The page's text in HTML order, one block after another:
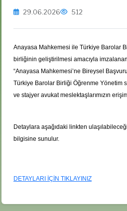
29.06.2026 512
Anayasa Mahkemesi ile Türkiye Barolar
birliğinin geliştirilmesi amacıyla
“Anayasa Mahkemesi’ne Bireysel
Türkiye Barolar Birliği Öğrenme Yönetim
ve stajyer avukat meslektaşlarımızın
Detaylara aşağıdaki linkten
bilgisine sunulur.
DETAYLARI İÇİN TIKLAYINIZ